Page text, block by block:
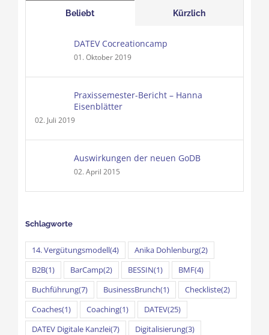
Beliebt Kürzlich
DATEV Cocreationcamp
01. Oktober 2019
Praxissemester-Bericht – Hanna
Eisenblätter
02. Juli 2019
Auswirkungen der neuen GoDB
02. April 2015
Schlagworte
14. Vergütungsmodell(4) Anika Dohlenburg(2)
B2B(1) BarCamp(2) BESSIN(1) BMF(4)
Buchführung(7) BusinessBrunch(1) Checkliste(2)
Coaches(1) Coaching(1) DATEV(25)
DATEV Digitale Kanzlei(7) Digitalisierung(3)